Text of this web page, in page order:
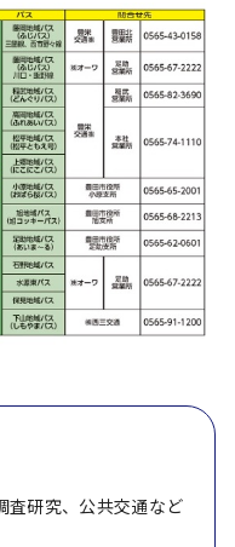
査研究、公共交通など